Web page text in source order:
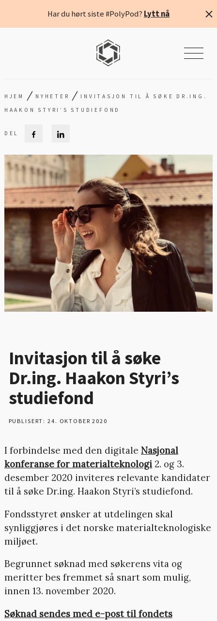
Har du hørt siste #PolyPod? Lytt nå
HJEM / NYHETER / INVITASJON TIL Å SØKE DR.ING.
HAAKON STYRI’S STUDIEFOND
Invitasjon til å søke
Dr.ing. Haakon Styri’s
studiefond
PUBLISERT: 24. OKTOBER 2020
I forbindelse med den digitale Nasjonal
konferanse for materialteknologi2. og 3.
desember 2020 inviteres relevante kandidater
til å søke Dr.ing. Haakon Styri’s studiefond.
Fondsstyret ønsker at utdelingen skal
synliggjøres i det norske materialteknologiske
miljøet.
Begrunnet søknad med søkerens vita og
meritter bes fremmet så snart som mulig,
innen 13. november 2020.
Søknad sendes med e-post til fondets